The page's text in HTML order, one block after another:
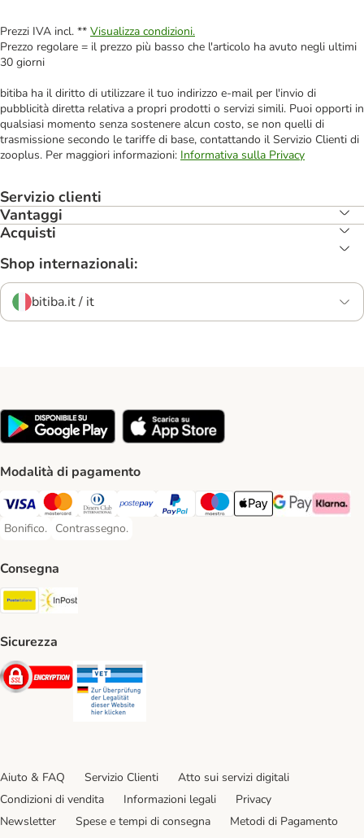
Prezzi IVA incl. ** Visualizza condizioni.
Prezzo regolare = il prezzo più basso che l'articolo ha avuto negli ultimi
30 giorni
bitiba ha il diritto di utilizzare il tuo indirizzo e-mail per l'invio di
pubblicità diretta relativa a propri prodotti o servizi simili. Puoi opporti in
qualsiasi momento senza sostenere alcun costo, se non quelli di
trasmissione secondo le tariffe di base, contattando il Servizio Clienti di
zooplus. Per maggiori informazioni: Informativa sulla Privacy
Servizio clienti
Vantaggi
Acquisti
Shop internazionali:
bitiba.it / it
Modalità di pagamento
Visa. Payment Method
Mastercard. Payment Method
Diners Club. Payment Method
Postepay. Payment Method
PayPal. Payment Method
Maestro. Payment Method
Apple pay. Payment
Google Pay
Klarna
Bonifico.
Bonifico. Payment Method
Contrassegno.
Contrassegno. Payment Method
Consegna
Poste Italiane. Shipping Method
Sicurezza
Security
Aiuto & FAQ Servizio Clienti
Atto sui servizi digitali
Condizioni di vendita
Informazioni legali
Privacy
Newsletter
Spese e tempi di consegna
Metodi di Pagamento